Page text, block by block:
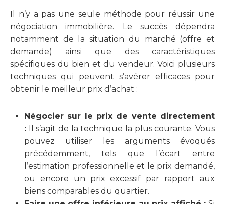
Il n’y a pas une seule méthode pour réussir une
négociation immobilière. Le succès dépendra
notamment de la situation du marché (offre et
demande) ainsi que des caractéristiques
spécifiques du bien et du vendeur. Voici plusieurs
techniques qui peuvent s’avérer efficaces pour
obtenir le meilleur prix d’achat :
Négocier sur le prix de vente directement
: Il s’agit de la technique la plus courante. Vous
pouvez utiliser les arguments évoqués
précédemment, tels que l’écart entre
l’estimation professionnelle et le prix demandé,
ou encore un prix excessif par rapport aux
biens comparables du quartier.